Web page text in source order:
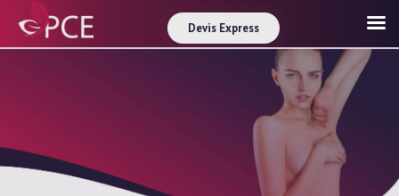
Devis Express